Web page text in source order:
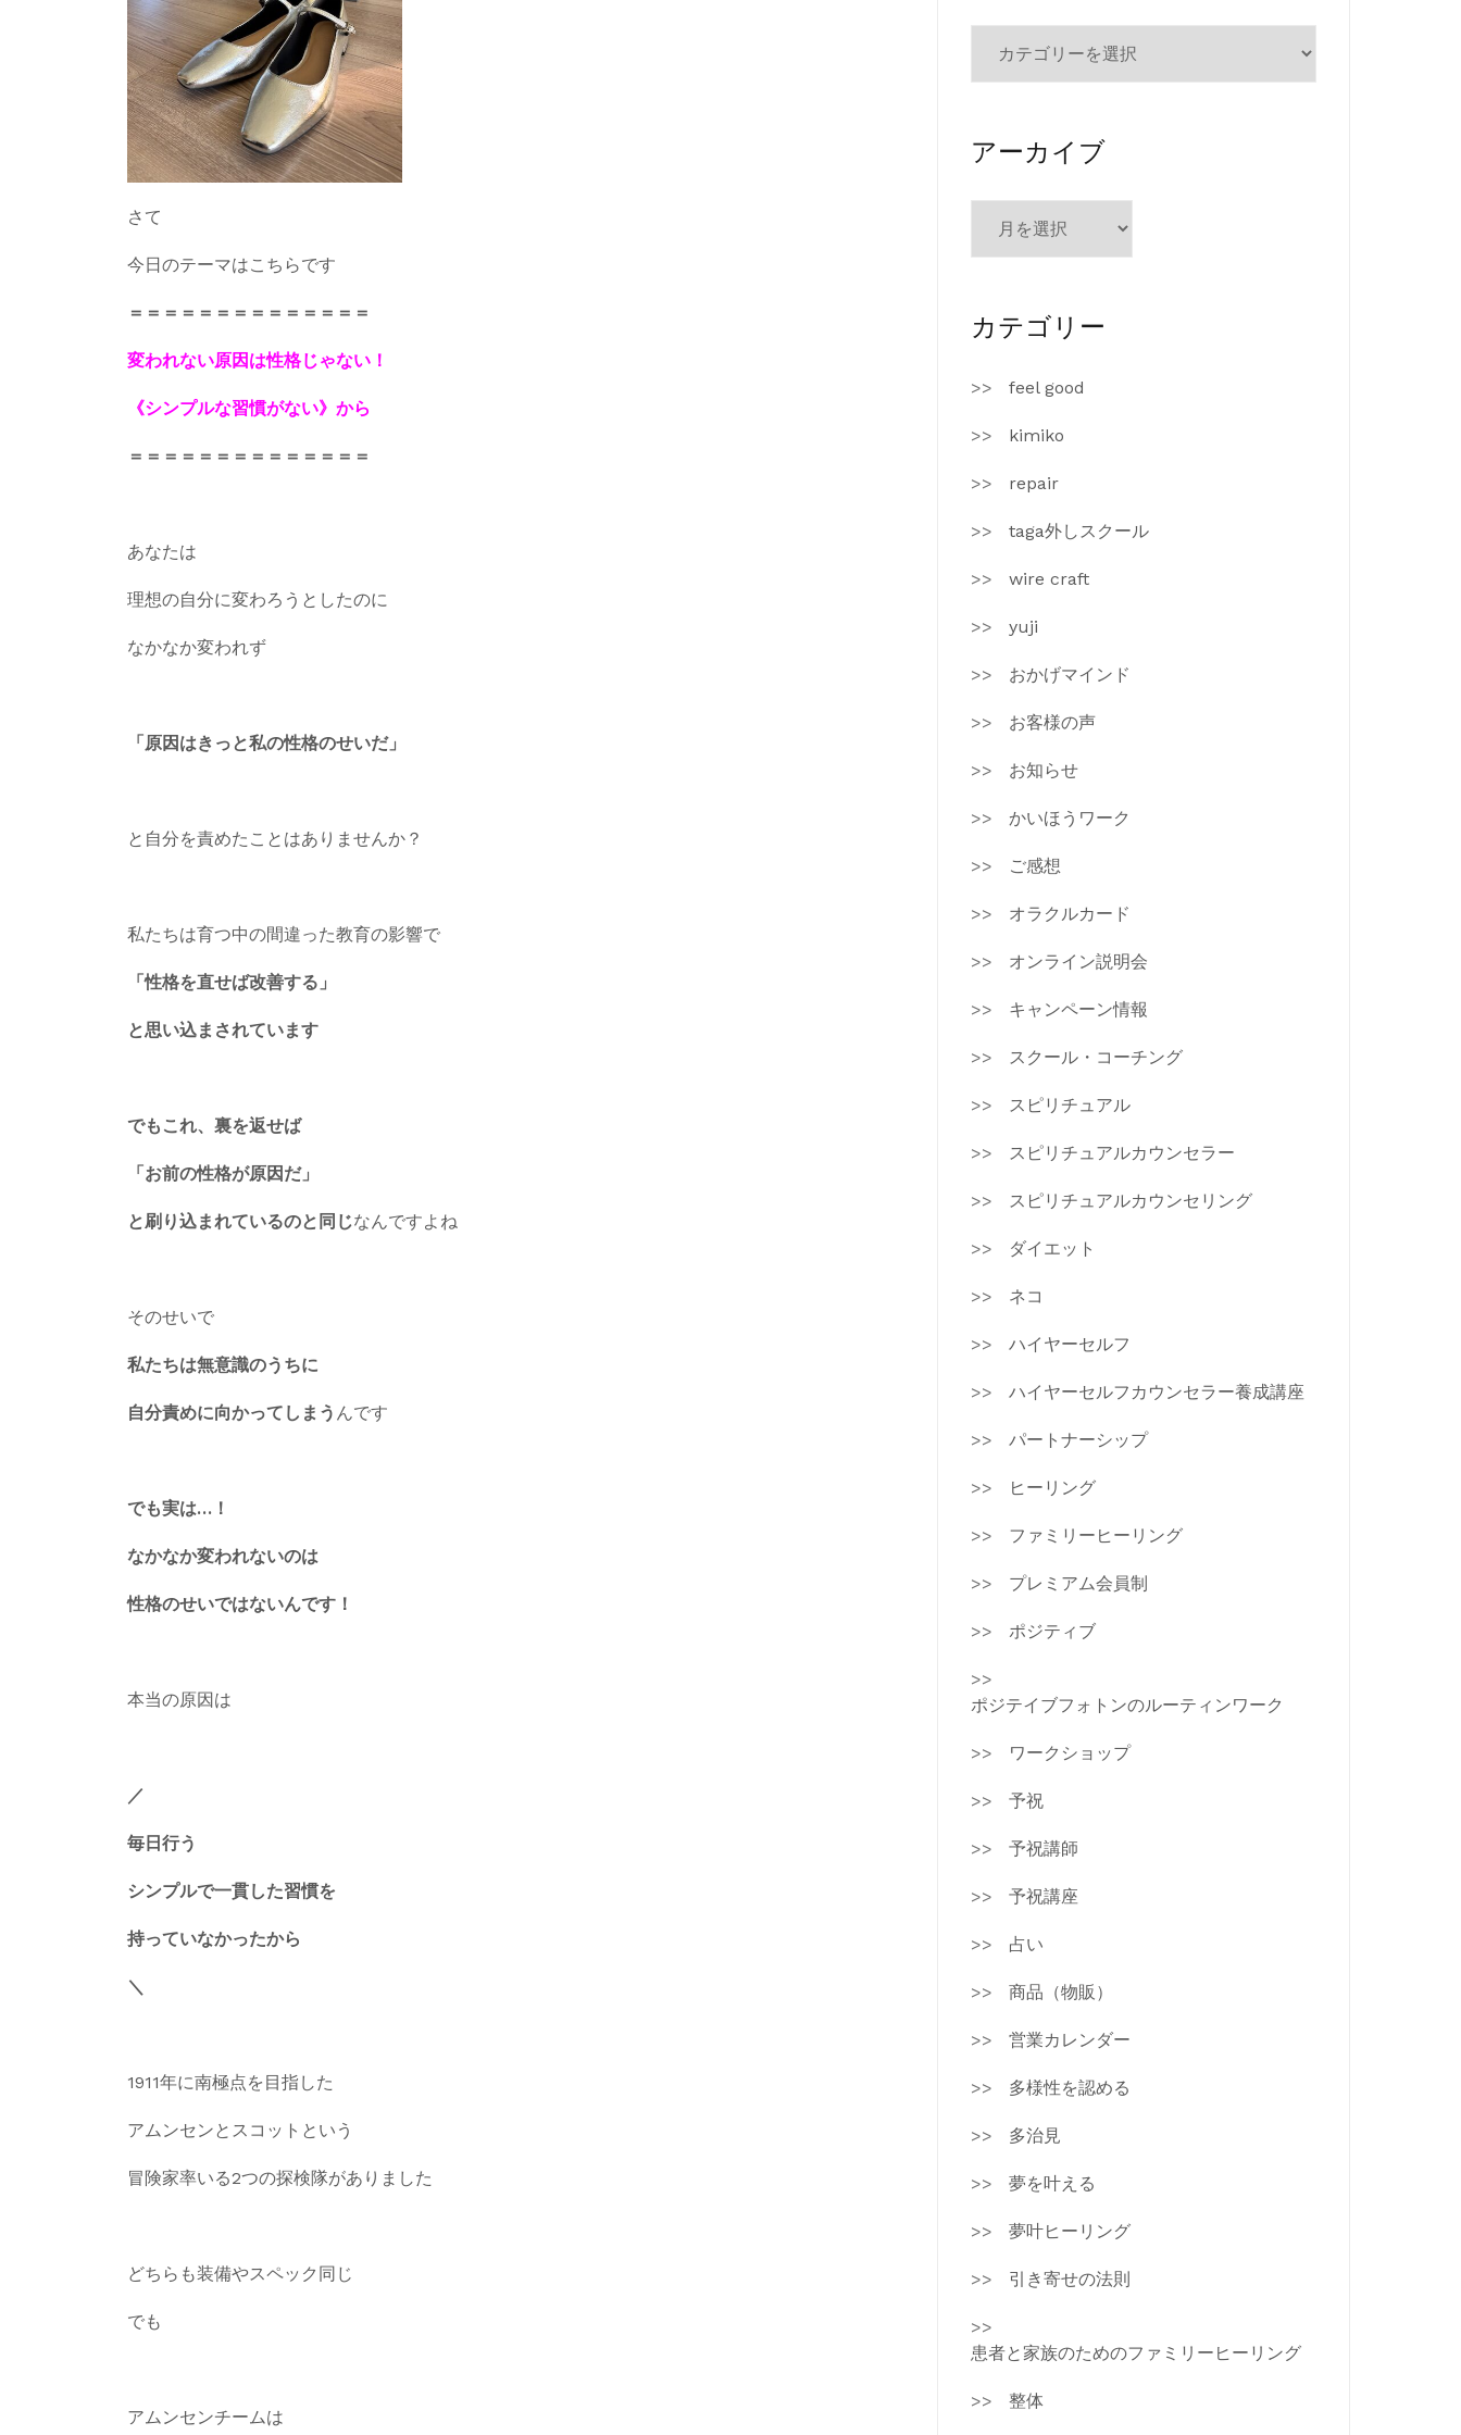
さて
今日のテーマはこちらです
＝＝＝＝＝＝＝＝＝＝＝＝＝＝
変われない原因は性格じゃない！
《シンプルな習慣がない》から
＝＝＝＝＝＝＝＝＝＝＝＝＝＝
あなたは
理想の自分に変わろうとしたのに
なかなか変われず
「原因はきっと私の性格のせいだ」
と自分を責めたことはありませんか？
私たちは育つ中の間違った教育の影響で
「性格を直せば改善する」
と思い込まされています
でもこれ、裏を返せば
「お前の性格が原因だ」
と刷り込まれているのと同じなんですよね
そのせいで
私たちは無意識のうちに
自分責めに向かってしまう んです
でも実は…！
なかなか変われないのは
性格のせいではないんです！
本当の原因は
／
毎日行う
シンプルで一貫した習慣を
持っていなかったから
＼
1911年に南極点を目指した
アムンセンとスコットという
冒険家率いる2つの探検隊がありました
どちらも装備やスペック同じ
でも
アムンセンチームは
ゴ
ー
アーカイブ
カ
ブ
カテゴリー
feel good
kimiko
repair
taga外しスクール
wire craft
yuji
おかげマインド
お客様の声
お知らせ
かいほうワーク
ご感想
オラクルカード
オンライン説明会
キャンペーン情報
スクール・コーチング
スピリチュアル
スピリチュアルカウンセラー
スピリチュアルカウンセリング
ダイエット
ネコ
ハイヤーセルフ
ハイヤーセルフカウンセラー養成講座
パートナーシップ
ヒーリング
ファミリーヒーリング
プレミアム会員制
ポジティブ
ポジテイブフォトンのルーティンワーク
ワークショップ
予祝
予祝講師
予祝講座
占い
商品（物販）
営業カレンダー
多様性を認める
多治見
夢を叶える
夢叶ヒーリング
引き寄せの法則
患者と家族のためのファミリーヒーリング
整体